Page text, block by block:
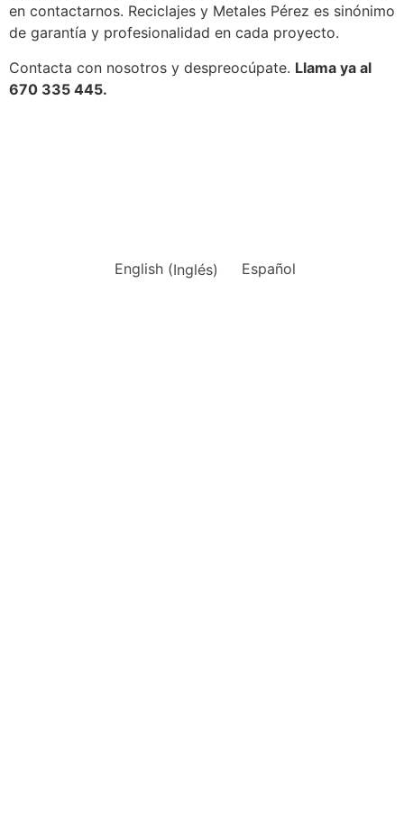
en contactarnos. Reciclajes y Metales Pérez es sinónimo
de garantía y profesionalidad en cada proyecto.
Contacta con nosotros y despreocúpate. Llama ya al
670 335 445.
English(Inglés) Español